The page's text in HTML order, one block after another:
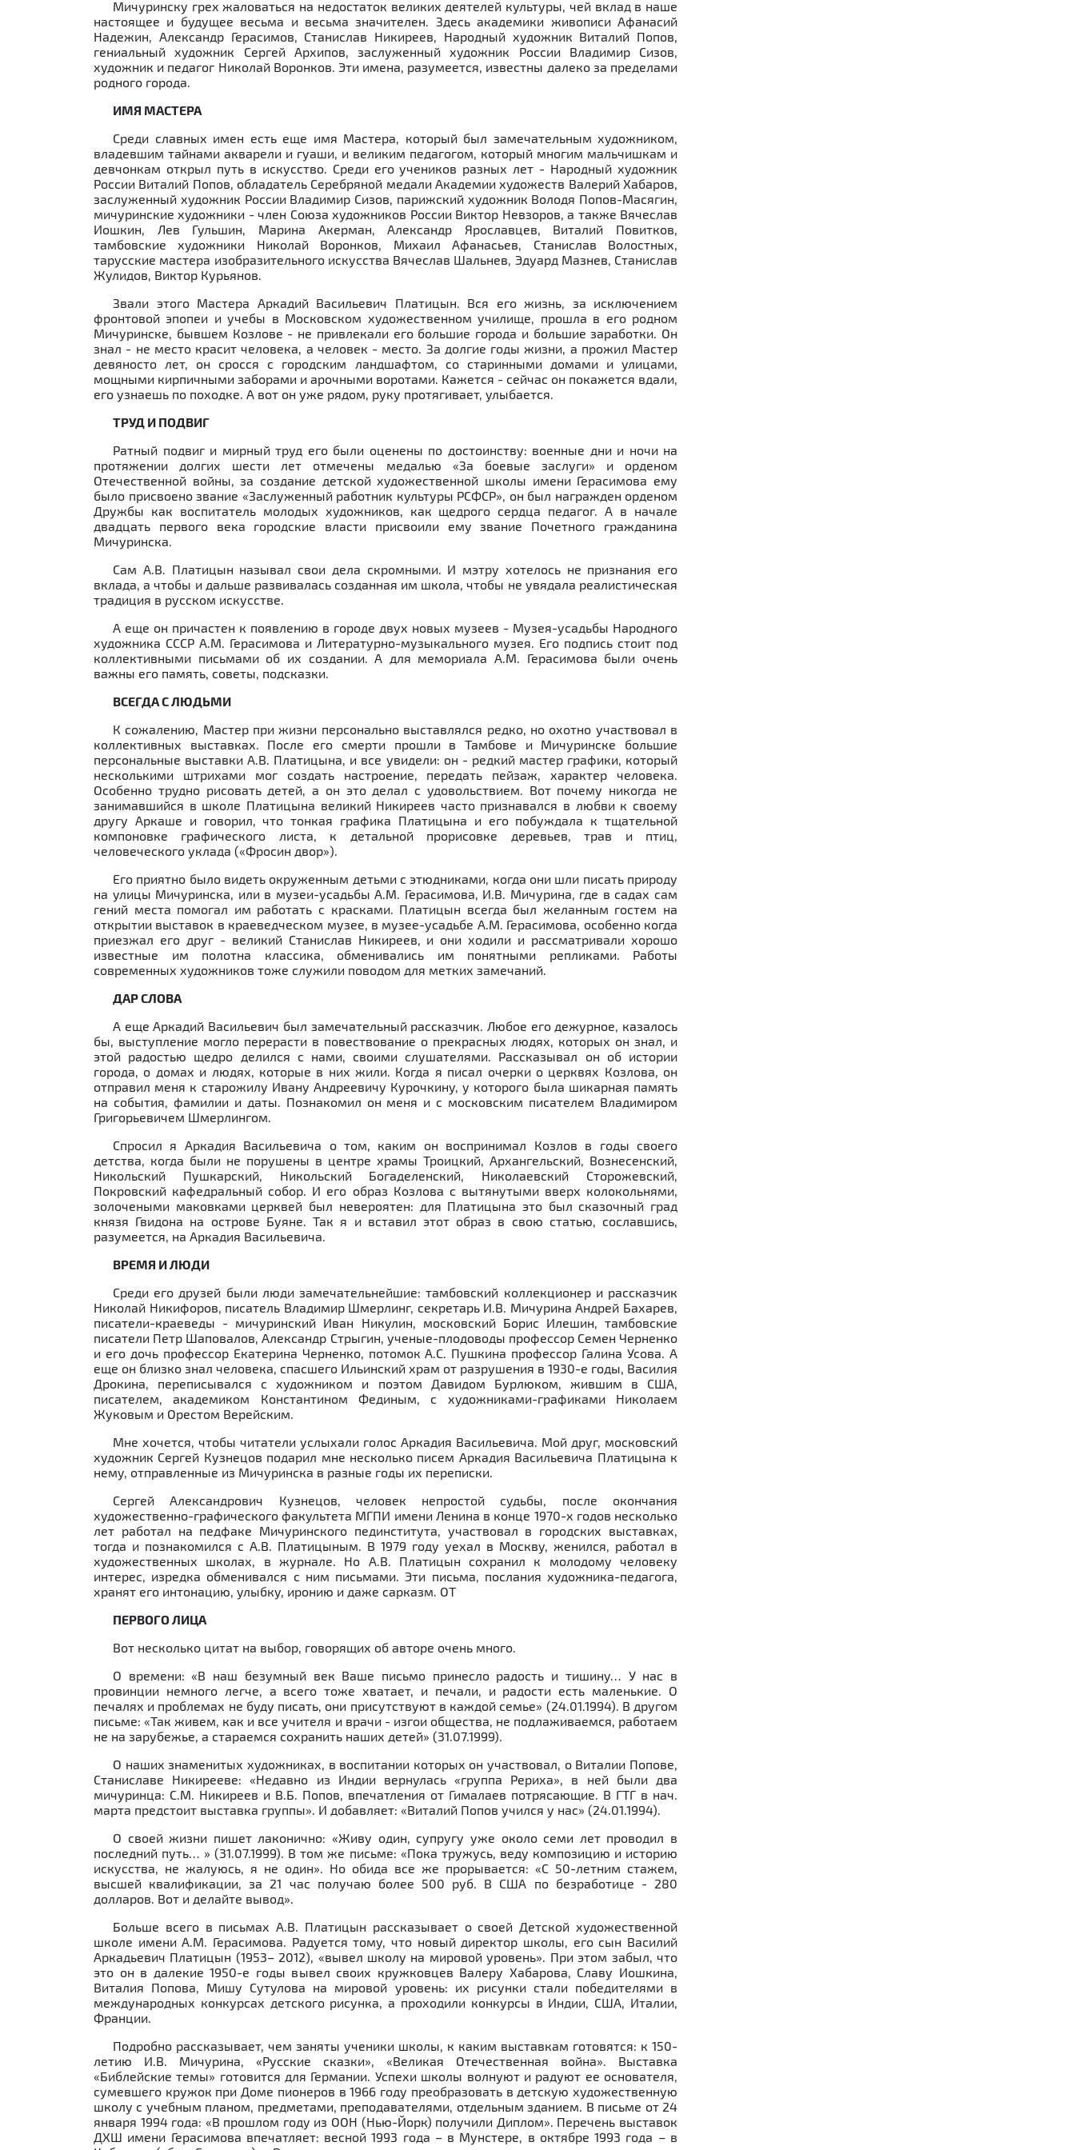
Previous Next
Мичуринску грех жаловаться на недостаток великих деятелей культуры, чей вклад в наше
настоящее и будущее весьма и весьма значителен. Здесь академики живописи Афанасий
Надежин, Александр Герасимов, Станислав Никиреев, Народный художник Виталий Попов,
гениальный художник Сергей Архипов, заслуженный художник России Владимир Сизов,
художник и педагог Николай Воронков. Эти имена, разумеется, известны далеко за пределами
родного города.
ИМЯ МАСТЕРА
Среди славных имен есть еще имя Мастера, который был замечательным художником,
владевшим тайнами акварели и гуаши, и великим педагогом, который многим мальчишкам и
девчонкам открыл путь в искусство. Среди его учеников разных лет - Народный художник
России Виталий Попов, обладатель Серебряной медали Академии художеств Валерий Хабаров,
заслуженный художник России Владимир Сизов, парижский художник Володя Попов-Масягин,
мичуринские художники - член Союза художников России Виктор Невзоров, а также Вячеслав
Иошкин, Лев Гульшин, Марина Акерман, Александр Ярославцев, Виталий Повитков,
тамбовские художники Николай Воронков, Михаил Афанасьев, Станислав Волостных,
тарусские мастера изобразительного искусства Вячеслав Шальнев, Эдуард Мазнев, Станислав
Жулидов, Виктор Курьянов.
Звали этого Мастера Аркадий Васильевич Платицын. Вся его жизнь, за исключением
фронтовой эпопеи и учебы в Московском художественном училище, прошла в его родном
Мичуринске, бывшем Козлове - не привлекали его большие города и большие заработки. Он
знал - не место красит человека, а человек - место. За долгие годы жизни, а прожил Мастер
девяносто лет, он сросся с городским ландшафтом, со старинными домами и улицами,
мощными кирпичными заборами и арочными воротами. Кажется - сейчас он покажется вдали,
его узнаешь по походке. А вот он уже рядом, руку протягивает, улыбается.
ТРУД И ПОДВИГ
Ратный подвиг и мирный труд его были оценены по достоинству: военные дни и ночи на
протяжении долгих шести лет отмечены медалью «За боевые заслуги» и орденом
Отечественной войны, за создание детской художественной школы имени Герасимова ему
было присвоено звание «Заслуженный работник культуры РСФСР», он был награжден орденом
Дружбы как воспитатель молодых художников, как щедрого сердца педагог. А в начале
двадцать первого века городские власти присвоили ему звание Почетного гражданина
Мичуринска.
Сам А.В. Платицын называл свои дела скромными. И мэтру хотелось не признания его
вклада, а чтобы и дальше развивалась созданная им школа, чтобы не увядала реалистическая
традиция в русском искусстве.
А еще он причастен к появлению в городе двух новых музеев - Музея-усадьбы Народного
художника СССР А.М. Герасимова и Литературно-музыкального музея. Его подпись стоит под
коллективными письмами об их создании. А для мемориала А.М. Герасимова были очень
важны его память, советы, подсказки.
ВСЕГДА С ЛЮДЬМИ
К сожалению, Мастер при жизни персонально выставлялся редко, но охотно участвовал в
коллективных выставках. После его смерти прошли в Тамбове и Мичуринске большие
персональные выставки А.В. Платицына, и все увидели: он - редкий мастер графики, который
несколькими штрихами мог создать настроение, передать пейзаж, характер человека.
Особенно трудно рисовать детей, а он это делал с удовольствием. Вот почему никогда не
занимавшийся в школе Платицына великий Никиреев часто признавался в любви к своему
другу Аркаше и говорил, что тонкая графика Платицына и его побуждала к тщательной
компоновке графического листа, к детальной прорисовке деревьев, трав и птиц,
человеческого уклада («Фросин двор»).
Его приятно было видеть окруженным детьми с этюдниками, когда они шли писать природу
на улицы Мичуринска, или в музеи-усадьбы А.М. Герасимова, И.В. Мичурина, где в садах сам
гений места помогал им работать с красками. Платицын всегда был желанным гостем на
открытии выставок в краеведческом музее, в музее-усадьбе А.М. Герасимова, особенно когда
приезжал его друг - великий Станислав Никиреев, и они ходили и рассматривали хорошо
известные им полотна классика, обменивались им понятными репликами. Работы
современных художников тоже служили поводом для метких замечаний.
ДАР СЛОВА
А еще Аркадий Васильевич был замечательный рассказчик. Любое его дежурное, казалось
бы, выступление могло перерасти в повествование о прекрасных людях, которых он знал, и
этой радостью щедро делился с нами, своими слушателями. Рассказывал он об истории
города, о домах и людях, которые в них жили. Когда я писал очерки о церквях Козлова, он
отправил меня к старожилу Ивану Андреевичу Курочкину, у которого была шикарная память
на события, фамилии и даты. Познакомил он меня и с московским писателем Владимиром
Григорьевичем Шмерлингом.
Спросил я Аркадия Васильевича о том, каким он воспринимал Козлов в годы своего
детства, когда были не порушены в центре храмы Троицкий, Архангельский, Вознесенский,
Никольский Пушкарский, Никольский Богаделенский, Николаевский Сторожевский,
Покровский кафедральный собор. И его образ Козлова с вытянутыми вверх колокольнями,
золочеными маковками церквей был невероятен: для Платицына это был сказочный град
князя Гвидона на острове Буяне. Так я и вставил этот образ в свою статью, сославшись,
разумеется, на Аркадия Васильевича.
ВРЕМЯ И ЛЮДИ
Среди его друзей были люди замечательнейшие: тамбовский коллекционер и рассказчик
Николай Никифоров, писатель Владимир Шмерлинг, секретарь И.В. Мичурина Андрей Бахарев,
писатели-краеведы - мичуринский Иван Никулин, московский Борис Илешин, тамбовские
писатели Петр Шаповалов, Александр Стрыгин, ученые-плодоводы профессор Семен Черненко
и его дочь профессор Екатерина Черненко, потомок А.С. Пушкина профессор Галина Усова. А
еще он близко знал человека, спасшего Ильинский храм от разрушения в 1930-е годы, Василия
Дрокина, переписывался с художником и поэтом Давидом Бурлюком, жившим в США,
писателем, академиком Константином Фединым, с художниками-графиками Николаем
Жуковым и Орестом Верейским.
Мне хочется, чтобы читатели услыхали голос Аркадия Васильевича. Мой друг, московский
художник Сергей Кузнецов подарил мне несколько писем Аркадия Васильевича Платицына к
нему, отправленные из Мичуринска в разные годы их переписки.
Сергей Александрович Кузнецов, человек непростой судьбы, после окончания
художественно-графического факультета МГПИ имени Ленина в конце 1970-х годов несколько
лет работал на педфаке Мичуринского пединститута, участвовал в городских выставках,
тогда и познакомился с А.В. Платицыным. В 1979 году уехал в Москву, женился, работал в
художественных школах, в журнале. Но А.В. Платицын сохранил к молодому человеку
интерес, изредка обменивался с ним письмами. Эти письма, послания художника-педагога,
хранят его интонацию, улыбку, иронию и даже сарказм. ОТ
ПЕРВОГО ЛИЦА
Вот несколько цитат на выбор, говорящих об авторе очень много.
О времени: «В наш безумный век Ваше письмо принесло радость и тишину… У нас в
провинции немного легче, а всего тоже хватает, и печали, и радости есть маленькие. О
печалях и проблемах не буду писать, они присутствуют в каждой семье» (24.01.1994). В другом
письме: «Так живем, как и все учителя и врачи - изгои общества, не подлаживаемся, работаем
не на зарубежье, а стараемся сохранить наших детей» (31.07.1999).
О наших знаменитых художниках, в воспитании которых он участвовал, о Виталии Попове,
Станиславе Никирееве: «Недавно из Индии вернулась «группа Рериха», в ней были два
мичуринца: С.М. Никиреев и В.Б. Попов, впечатления от Гималаев потрясающие. В ГТГ в нач.
марта предстоит выставка группы». И добавляет: «Виталий Попов учился у нас» (24.01.1994).
О своей жизни пишет лаконично: «Живу один, супругу уже около семи лет проводил в
последний путь… » (31.07.1999). В том же письме: «Пока тружусь, веду композицию и историю
искусства, не жалуюсь, я не один». Но обида все же прорывается: «С 50-летним стажем,
высшей квалификации, за 21 час получаю более 500 руб. В США по безработице - 280
долларов. Вот и делайте вывод».
Больше всего в письмах А.В. Платицын рассказывает о своей Детской художественной
школе имени А.М. Герасимова. Радуется тому, что новый директор школы, его сын Василий
Аркадьевич Платицын (1953– 2012), «вывел школу на мировой уровень». При этом забыл, что
это он в далекие 1950-е годы вывел своих кружковцев Валеру Хабарова, Славу Иошкина,
Виталия Попова, Мишу Сутулова на мировой уровень: их рисунки стали победителями в
международных конкурсах детского рисунка, а проходили конкурсы в Индии, США, Италии,
Франции.
Подробно рассказывает, чем заняты ученики школы, к каким выставкам готовятся: к 150-
летию И.В. Мичурина, «Русские сказки», «Великая Отечественная война». Выставка
«Библейские темы» готовится для Германии. Успехи школы волнуют и радуют ее основателя,
сумевшего кружок при Доме пионеров в 1966 году преобразовать в детскую художественную
школу с учебным планом, предметами, преподавателями, отдельным зданием. В письме от 24
января 1994 года: «В прошлом году из ООН (Нью-Йорк) получили Диплом». Перечень выставок
ДХШ имени Герасимова впечатляет: весной 1993 года – в Мунстере, в октябре 1993 года – в